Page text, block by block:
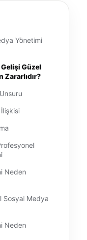
Yönetimi
Güzel
Zararlıdır?
Neden
Sosyal Medya
Neden